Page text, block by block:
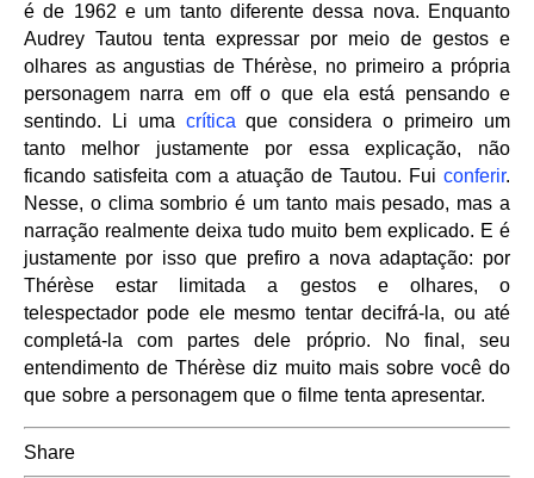
é de 1962 e um tanto diferente dessa nova. Enquanto
Audrey Tautou tenta expressar por meio de gestos e
olhares as angustias de Thérèse, no primeiro a própria
personagem narra em off o que ela está pensando e
sentindo. Li uma crítica que considera o primeiro um
tanto melhor justamente por essa explicação, não
ficando satisfeita com a atuação de Tautou. Fui conferir.
Nesse, o clima sombrio é um tanto mais pesado, mas a
narração realmente deixa tudo muito bem explicado. E é
justamente por isso que prefiro a nova adaptação: por
Thérèse estar limitada a gestos e olhares, o
telespectador pode ele mesmo tentar decifrá-la, ou até
completá-la com partes dele próprio. No final, seu
entendimento de Thérèse diz muito mais sobre você do
que sobre a personagem que o filme tenta apresentar.
Share